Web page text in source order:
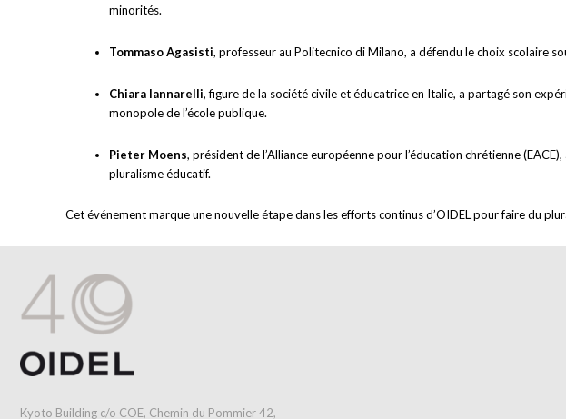
minorités.
Tommaso Agasisti, professeur au Politecnico di Milano, a défendu le choix scolaire
Chiara Iannarelli, figure de la société civile et éducatrice en Italie, a partagé son
monopole de l’école publique.
Pieter Moens, président de l’Alliance européenne pour l’éducation chrétienne
pluralisme éducatif.
Cet événement marque une nouvelle étape dans les efforts continus d’OIDEL pour faire du
Kyoto Building c/o COE, Chemin du Pommier 42,